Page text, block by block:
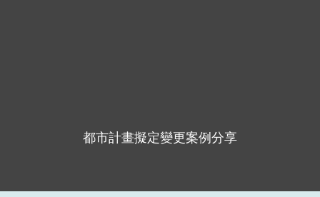
都市計畫擬定變更案例分享